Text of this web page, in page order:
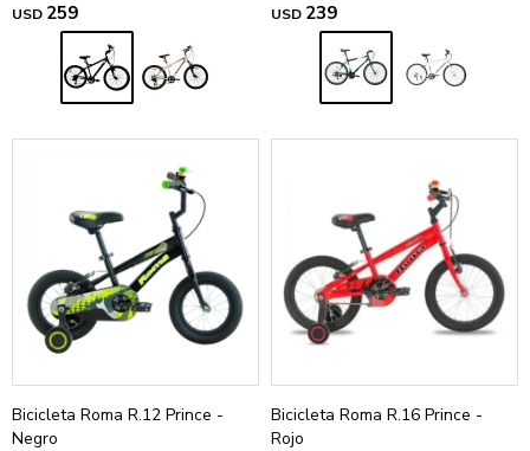
USD 259 USD 239
Bicicleta Roma R.12 Prince -
Negro
Bicicleta Roma R.16 Prince -
Rojo